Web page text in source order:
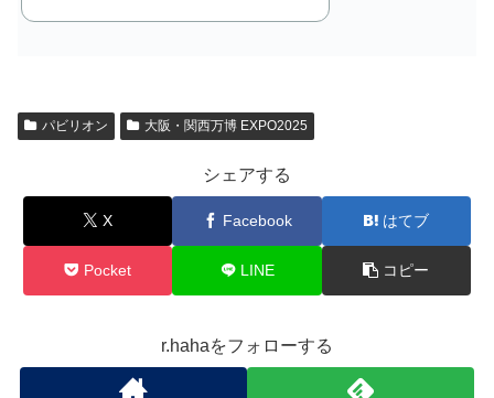
パビリオン 大阪・関西万博 EXPO2025
シェアする
X Facebook はてブ
Pocket LINE コピー
r.hahaをフォローする